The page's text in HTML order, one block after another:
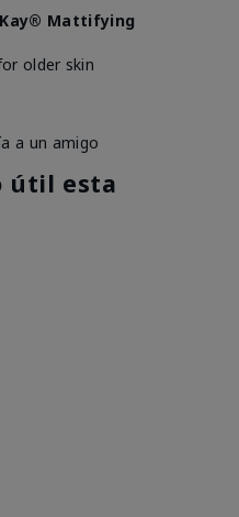
Mattifying
older skin
a un amigo
útil esta